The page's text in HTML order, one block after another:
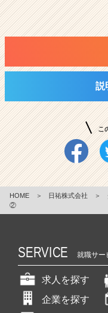
説
こ
HOME ＞ 日祐株式会社 ＞
②
SERVICE 就職サー
求人を探す
企業を探す